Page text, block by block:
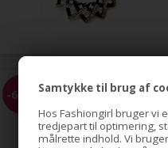
Samtykke til brug af
Hos Fashiongirl bruger vi
tredjepart til optimering,
målrette indhold. Vi
-68%